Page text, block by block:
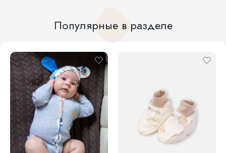
Популярные в разделе